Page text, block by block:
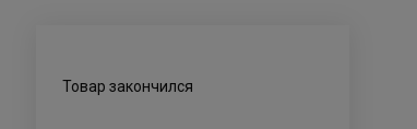
Товар закончился